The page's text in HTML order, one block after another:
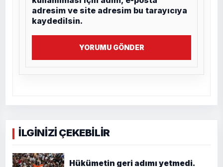
adresim ve site adresim bu tarayıcıya
kaydedilsin.
YORUMU GÖNDER
İLGİNİZİ ÇEKEBİLİR
Hükümetin geri adımı yetmedi.